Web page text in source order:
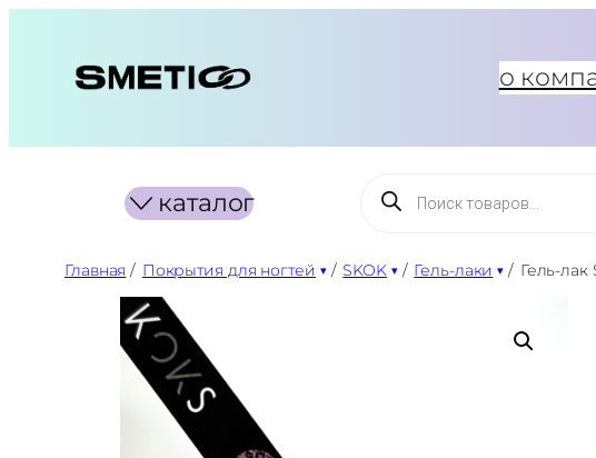
содержимому
о
каталог
Поиск
товаров
Главная / Покрытия для ногтей / SKOK / Гель-лаки / Гель-